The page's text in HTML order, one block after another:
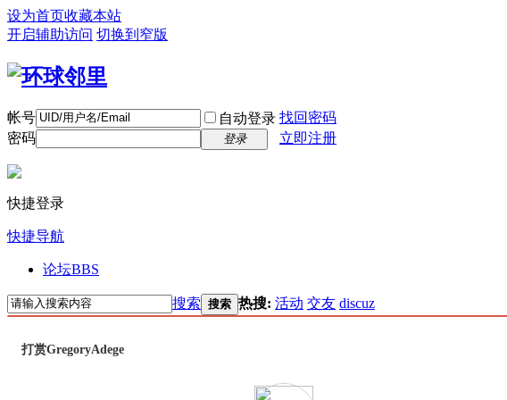
设为首页收藏本站
开启辅助访问 切换到窄版
帐号 自动登录 找回密码
密码
登录 立即注册
快捷登录
快捷导航
论坛BBS
搜索 搜索 热搜: 活动 交友 discuz
打赏GregoryAdege